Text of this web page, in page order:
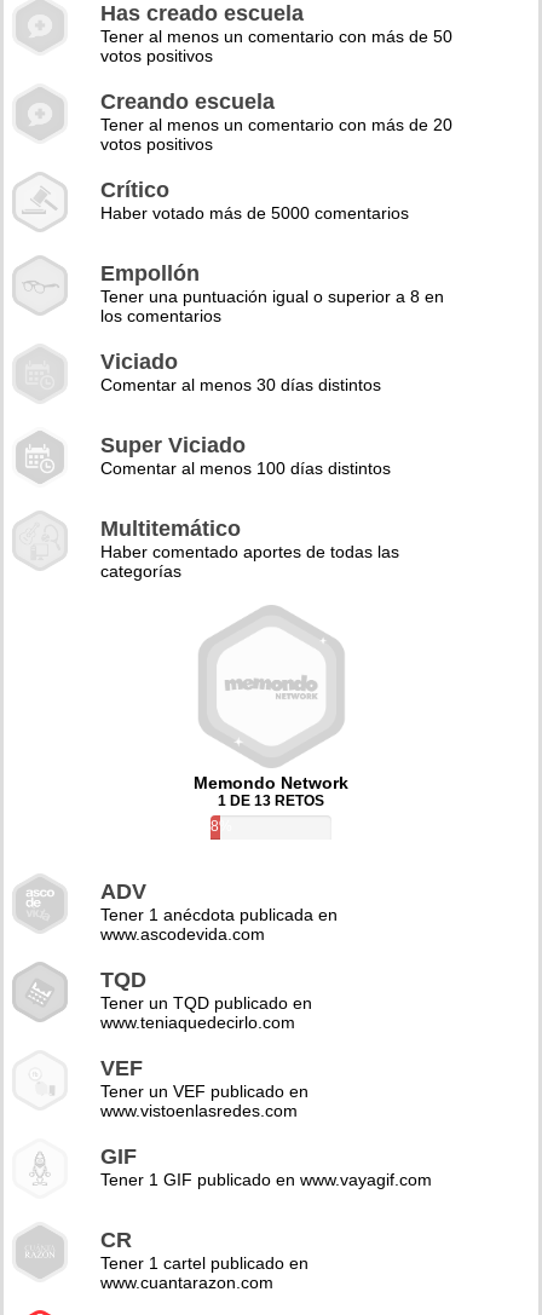
Has creado escuela
Tener al menos un comentario con más de 50
votos positivos
Creando escuela
Tener al menos un comentario con más de 20
votos positivos
Crítico
Haber votado más de 5000 comentarios
Empollón
Tener una puntuación igual o superior a 8 en
los comentarios
Viciado
Comentar al menos 30 días distintos
Super Viciado
Comentar al menos 100 días distintos
Multitemático
Haber comentado aportes de todas las
categorías
Memondo Network
1 DE 13 RETOS
8%
ADV
Tener 1 anécdota publicada en
www.ascodevida.com
TQD
Tener un TQD publicado en
www.teniaquedecirlo.com
VEF
Tener un VEF publicado en
www.vistoenlasredes.com
GIF
Tener 1 GIF publicado en www.vayagif.com
CR
Tener 1 cartel publicado en
www.cuantarazon.com